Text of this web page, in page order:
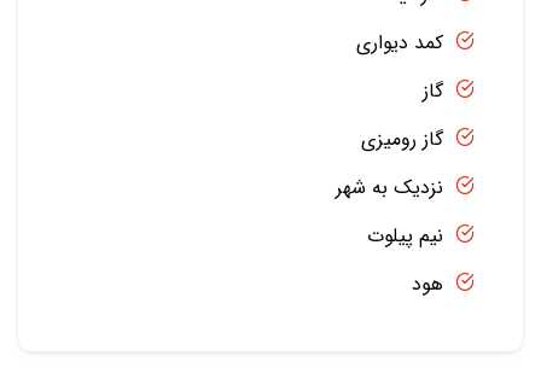
کمد دیواری
گاز
گاز رومیزی
نزدیک به شهر
نیم پیلوت
هود